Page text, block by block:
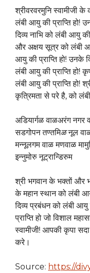
श्रीवरवरमुनि स्वामीजी
लंबी आयु की प्राप्ति हो!
दिव्य नाभि को लंबी आयु
और अक्षय सूत्र को लंबी
आयु की प्राप्ति हो! उनके
लंबी आयु की प्राप्ति हो!
लंबी आयु की प्राप्ति हो!
कृत्रिमता से परे है, को
अडियार्गळ वाळअरंग नगर
सडगोपन तण्तमिळनूल
मन्नूलगम वाळ मणवाळ
इन्नुमोरु नूट्रान्डिरुम
श्री भगवान के भक्तों और
के महान स्थान को लंबी
दिव्य प्रबंधन को लंबी आयु
प्राप्ति हो जो विशाल
स्वामीजी! आपकी कृपा
करे।
Source: https://